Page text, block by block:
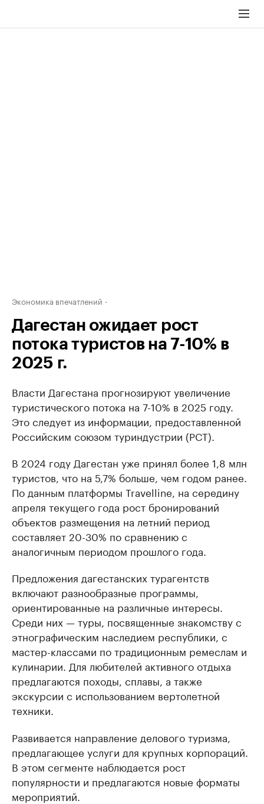
Экономика впечатлений
Дагестан ожидает рост
потока туристов на 7-10% в
2025 г.
Власти Дагестана прогнозируют увеличение
туристического потока на 7-10% в 2025 году.
Это следует из информации, предоставленной
Российским союзом туриндустрии (РСТ).
В 2024 году Дагестан уже принял более 1,8 млн
туристов, что на 5,7% больше, чем годом ранее.
По данным платформы Travelline, на середину
апреля текущего года рост бронирований
объектов размещения на летний период
составляет 20-30% по сравнению с
аналогичным периодом прошлого года.
Предложения дагестанских турагентств
включают разнообразные программы,
ориентированные на различные интересы.
Среди них — туры, посвященные знакомству с
этнографическим наследием республики, с
мастер-классами по традиционным ремеслам и
кулинарии. Для любителей активного отдыха
предлагаются походы, сплавы, а также
экскурсии с использованием вертолетной
техники.
Развивается направление делового туризма,
предлагающее услуги для крупных корпораций.
В этом сегменте наблюдается рост
популярности и предлагаются новые форматы
мероприятий.